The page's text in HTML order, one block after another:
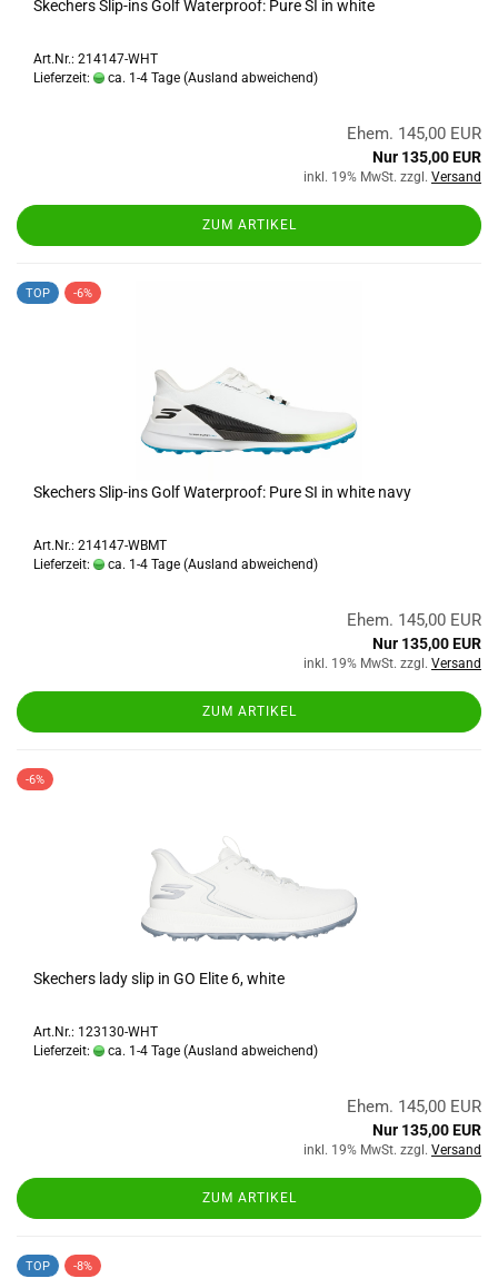
Skechers Slip-ins Golf Waterproof: Pure SI in white
Art.Nr.: 214147-WHT
Lieferzeit:
ca. 1-4 Tage (Ausland abweichend)
Ehem. 145,00 EUR
Nur 135,00 EUR
inkl. 19% MwSt. zzgl. Versand
ZUM ARTIKEL
TOP -6%
Skechers Slip-ins Golf Waterproof: Pure SI in white navy
Art.Nr.: 214147-WBMT
Lieferzeit:
ca. 1-4 Tage (Ausland abweichend)
Ehem. 145,00 EUR
Nur 135,00 EUR
inkl. 19% MwSt. zzgl. Versand
ZUM ARTIKEL
-6%
Skechers lady slip in GO Elite 6, white
Art.Nr.: 123130-WHT
Lieferzeit:
ca. 1-4 Tage (Ausland abweichend)
Ehem. 145,00 EUR
Nur 135,00 EUR
inkl. 19% MwSt. zzgl. Versand
ZUM ARTIKEL
TOP -8%